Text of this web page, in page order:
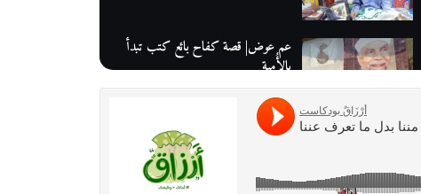
عم عوض| قصة كفاح بائع كتب تبدأ
بالأُمية
أقدم مطحن بن في مصر| يكشف لنا